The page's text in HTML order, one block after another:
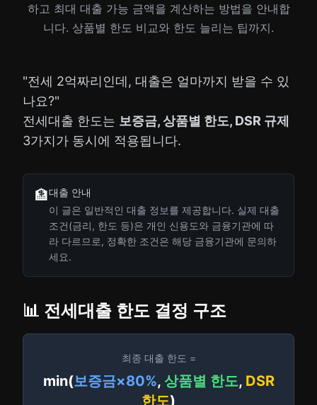
하고 최대 대출 가능 금액을 계산하는 방법을 안내합
니다. 상품별 한도 비교와 한도 늘리는 팁까지.
"전세 2억짜리인데, 대출은 얼마까지 받을 수 있
나요?"
전세대출 한도는 보증금, 상품별 한도, DSR 규제
3가지가 동시에 적용됩니다.
🏦대출 안내
이 글은 일반적인 대출 정보를 제공합니다. 실제 대출
조건(금리, 한도 등)은 개인 신용도와 금융기관에 따
라 다르므로, 정확한 조건은 해당 금융기관에 문의하
세요.
📊 전세대출 한도 결정 구조
최종 대출 한도 =
min(보증금×80%, 상품별 한도, DSR
한도)